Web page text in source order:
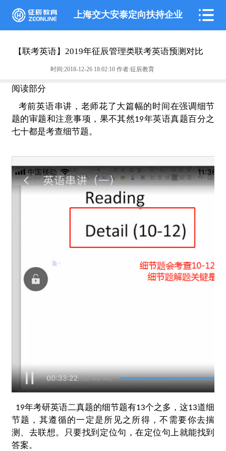
上海交大安泰定向扶持企业
【联考英语】2019年征辰管理类联考英语预测对比
时间:2018-12-26 18:02:10 作者:征辰教育
阅读部分
考前英语串讲，老师花了大篇幅的时间在强调细节
题的审题和注意事项，果不其然19年英语真题百分之
七十都是考查细节题。
19年考研英语二真题的细节题有13个之多，这13道细
节题，其遵循的一定是所见之所得，不需要你去揣
测、去联想。只要找到定位句，在定位句上就能找到
答案。